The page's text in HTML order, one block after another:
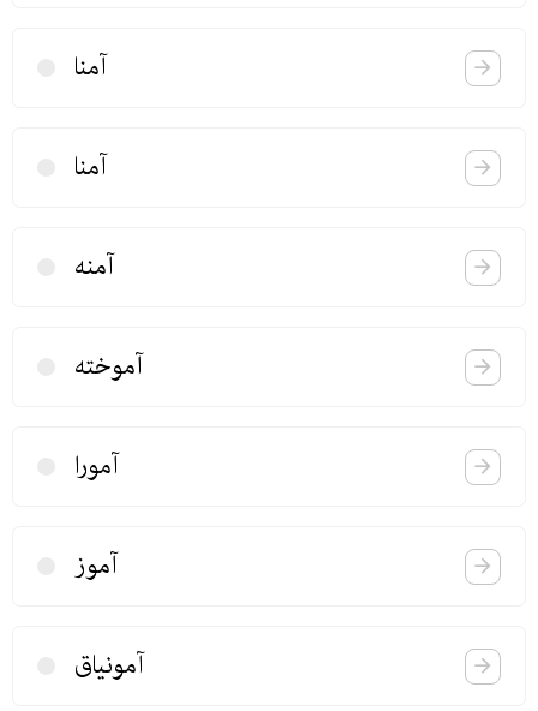
آمنا
آمنا
آمنه
آموخته
آمورا
آموز
آمونیاق